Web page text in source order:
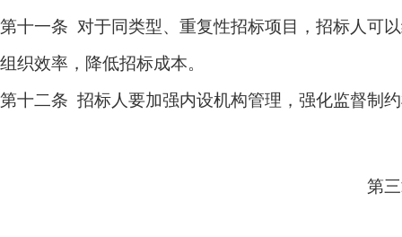
第十一条 对于同类型、重复性招标项目，招标人可
组织效率，降低招标成本。
第十二条 招标人要加强内设机构管理，强化监督制
第